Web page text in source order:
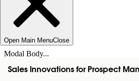
Open Main MenuClose
Modal Body...
Sales Innovations for Prospect